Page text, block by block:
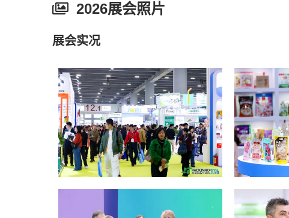
2026展会照片
展会实况